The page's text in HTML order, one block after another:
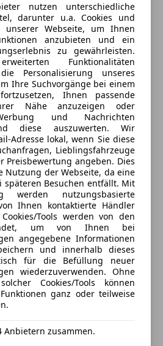
I-Activesense
anklappbar
verstell- und heizbar, beide
hochglänzend
(DSC)
Funktion
für Fahrlicht
Integration (Apple CarPlay
Ausstiegswarnung
Bergabfahr-Assistent
Berganfahrhilfe (HLA)
5
nutzen unterschiedliche
darunter u.a. Cookies und
unserer Webseite, um Ihnen
anzubieten und ein
zu gewährleisten.
Funktionalitäten
Personalisierung unseres
Ihre Suchvorgänge bei einem
Ihnen passende
Nähe anzuzeigen oder
und Nachrichten
diese auszuwerten. Wir
Adresse lokal, wenn Sie diese
Lieblingsfahrzeuge
Preisbewertung angeben. Dies
Nutzung der Webseite, da eine
späteren Besuchen entfällt. Mit
werden nutzungsbasierte
Ihnen kontaktierte Händler
Tools werden von den
um von Ihnen bei
angegebene Informationen
und innerhalb dieses
für die Befüllung neuer
wiederzuverwenden. Ohne
Cookies/Tools können
ganz oder teilweise
zusammen.